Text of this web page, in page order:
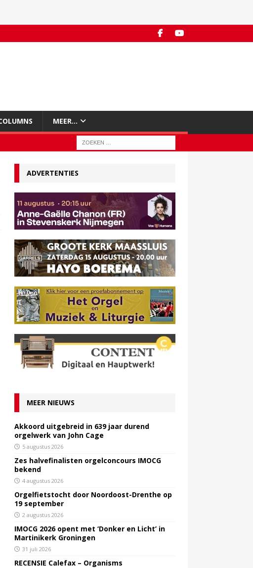
MEER…
ADVERTENTIES
MEER NIEUWS
Akkoord uitgebreid in 639 jaar durend
orgelwerk van John Cage
5 augustus 2026
Zes halvefinalisten orgelconcours IMOCG
bekend
4 augustus 2026
Orgelfietstocht door Noordoost-Drenthe op
19 september
2 augustus 2026
IMOCG 2026 opent met ‘Donker en Licht’ in
Martinikerk Groningen
31 juli 2026
RECENSIE Calefax – Organisms